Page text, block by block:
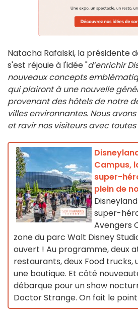
Natacha Rafalski, la présidente
s'est réjouie à l'idée "d’enrichir
nouveaux concepts
qui plairont à une nouvelle
provenant des hôtels de notre
villes environnantes. Nous
et ravir nos visiteurs avec
Campus,
super-
plein de
super-
Avengers
zone du parc Walt Disney
ouvert ! Au programme, deux
restaurants, deux Food trucks,
une boutique. Et côté
débarque pour un show
Doctor Strange. On fait le